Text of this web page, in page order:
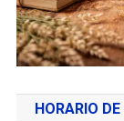
HORARIO